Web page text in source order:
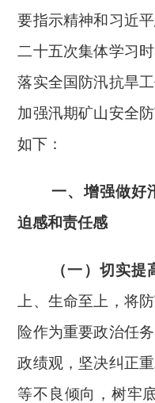
要指示精神和习近
二十五次集体学习
落实全国防汛抗旱
加强汛期矿山安全
如下：
一、增强做好
迫感和责任感
（一）切实
上、生命至上，将
险作为重要政治任
政绩观，坚决纠正
等不良倾向，树牢